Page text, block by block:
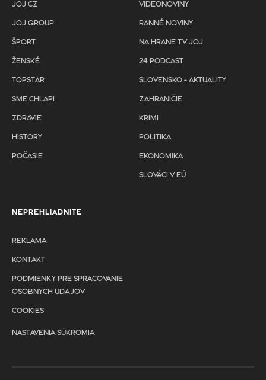
JOJ CZ
JOJ GROUP
ŠPORT
ŽENSKÉ
TOPSTAR
SME CHLAPI
ZDRAVIE
HISTORY
POČASIE
VIDEONOVINY
RANNÉ NOVINY
NA HRANE TV JOJ
24 PODCAST
SLOVENSKO - AKTUALITY
ZAHRANIČIE
KRIMI
POLITIKA
EKONOMIKA
SLOVÁCI V EÚ
NEPREHLIADNITE
REKLAMA
KONTAKT
PODMIENKY PRE SPRACOVANIE
OSOBNYCH UDAJOV
COOKIES
NASTAVENIA SÚKROMIA